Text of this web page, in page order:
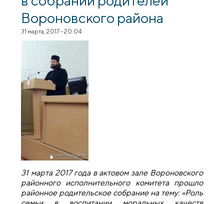
Вороновского района
31 марта, 2017 - 20:04
31 марта 2017 года в актовом зале Вороновского
районного исполнительного комитета прошло
районное родительское собрание на тему: «Роль